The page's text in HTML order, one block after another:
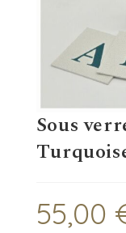
Sous
55,00